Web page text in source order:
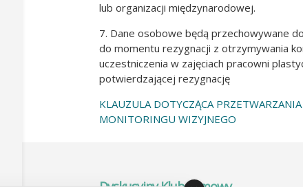
lub organizacji międzynarodowej.
7. Dane osobowe będą przechowywane
do momentu rezygnacji z otrzymywania
uczestniczenia w zajęciach pracowni
potwierdzającej rezygnację
KLAUZULA DOTYCZĄCA
MONITORINGU WIZYJNEGO